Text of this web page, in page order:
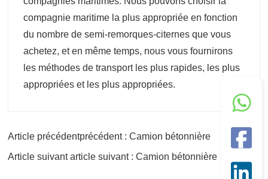
compagnie maritime la plus appropriée en fonction
du nombre de semi-remorques-citernes que vous
achetez, et en même temps, nous vous fournirons
les méthodes de transport les plus rapides, les plus
appropriées et les plus appropriées.
Article précédentprécédent : Camion bétonnière
Article suivant article suivant : Camion bétonnière